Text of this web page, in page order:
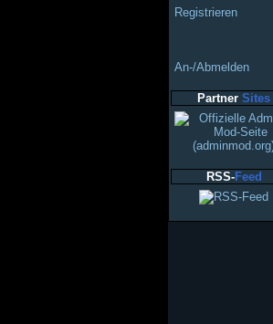
Registrieren
An-/Abmelden
Partner Sites
RSS-Feed